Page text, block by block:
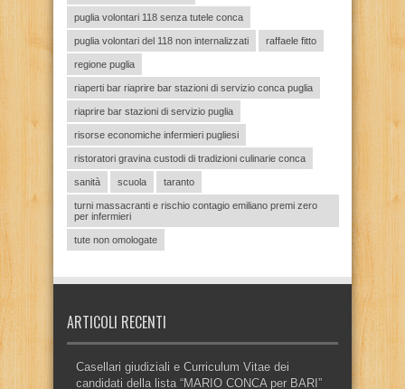
puglia volontari 118 senza tutele conca
puglia volontari del 118 non internalizzati raffaele fitto
regione puglia
riaperti bar riaprire bar stazioni di servizio conca puglia
riaprire bar stazioni di servizio puglia
risorse economiche infermieri pugliesi
ristoratori gravina custodi di tradizioni culinarie conca
sanità scuola taranto
turni massacranti e rischio contagio emiliano premi zero
per infermieri
tute non omologate
ARTICOLI RECENTI
Casellari giudiziali e Curriculum Vitae dei
candidati della lista “MARIO CONCA per BARI”